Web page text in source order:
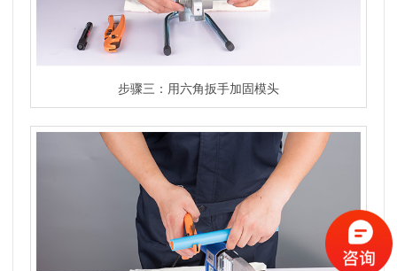
步骤三：用六角扳手加固模头